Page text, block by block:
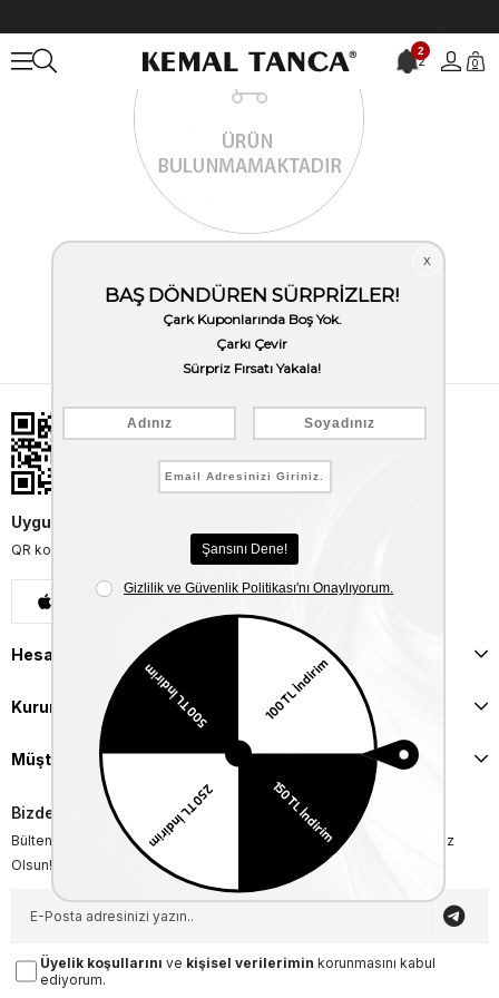
2
2 0
Uygulamalarımızı İndirin
QR kodu okutarak uygulamalarımızı indirebilirsiniz.
App Store
Hesabım
Kurumsal
Müşteri İlişkileri
Bizden Haberler
Bültenimize Üye Olun ! Tüm İndirim ve Fırsatlardan İlk Sizin Haberiniz
Olsun!
Üyelik koşullarını ve kişisel verilerimin korunmasını kabul
ediyorum.